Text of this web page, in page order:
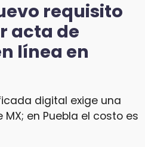
requisito
acta de
línea en
digital exige una
en Puebla el costo es